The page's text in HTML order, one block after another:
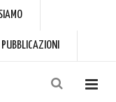
PUBBLICAZIONI